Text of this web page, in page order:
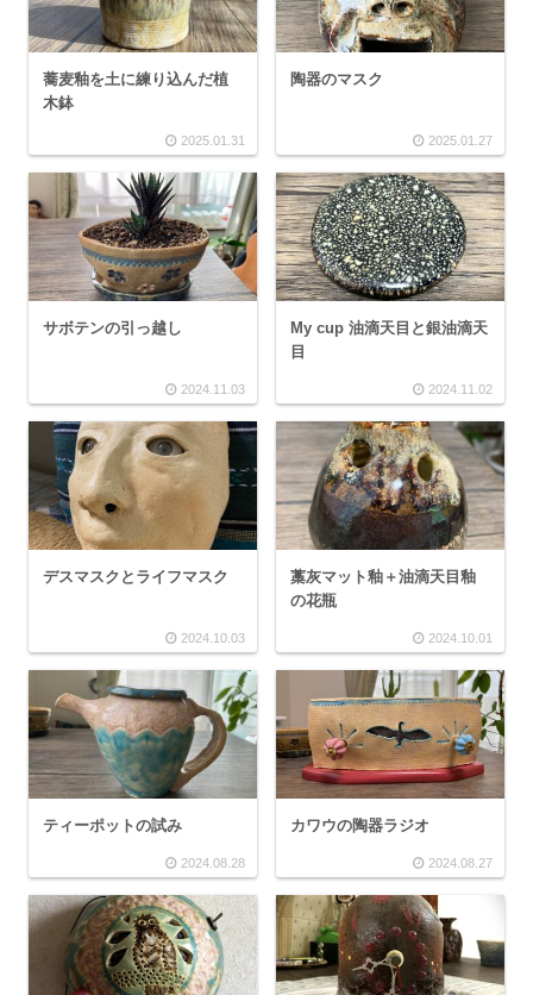
蕎麦釉を土に練り込んだ植
木鉢
2025.01.31
陶器のマスク
2025.01.27
サボテンの引っ越し
2024.11.03
My cup 油滴天目と銀油滴天
目
2024.11.02
デスマスクとライフマスク
2024.10.03
藁灰マット釉＋油滴天目釉
の花瓶
2024.10.01
ティーポットの試み
2024.08.28
カワウの陶器ラジオ
2024.08.27